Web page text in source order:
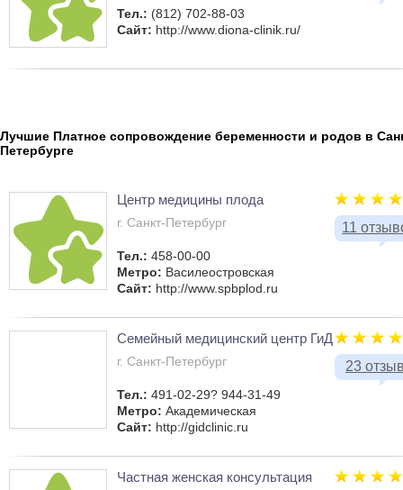
Тел.: (812) 702-88-03
Сайт: http://www.diona-clinik.ru/
Лучшие Платное сопровождение беременности и родов в
Петербурге
11
Центр медицины плода
г. Санкт-Петербург
Тел.: 458-00-00
Метро: Василеостровская
Сайт: http://www.spbplod.ru
23
Семейный медицинский центр ГиД
г. Санкт-Петербург
Тел.: 491-02-29? 944-31-49
Метро: Академическая
Сайт: http://gidclinic.ru
Частная женская консультация